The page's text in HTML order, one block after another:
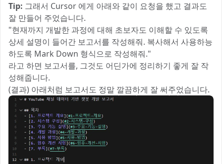
Tip: 그래서 Cursor 에게 아래와 같이 요청을 했고 결과도
잘 만들어 주었습니다.
"현재까지 개발한 과정에 대해 초보자도 이해할 수 있도록
상세 설명이 들어간 보고서를 작성해줘. 복사해서 사용하능
하도록 Mark Down 형식으로 작성해줘."
라고 하면 보고서를, 그것도 어딘가에 정리하기 좋게 잘 작
성해줍니다.
(결과) 아래처럼 보고서도 정말 깔끔하게 잘 써주었습니다.